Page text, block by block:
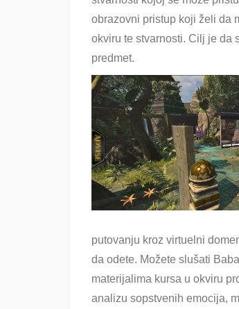
obrazovni pristup koji želi da
okviru te stvarnosti. Cilj je da
predmet.
putovanju kroz virtuelni
da odete. Možete slušati
materijalima kursa u okviru
analizu sopstvenih emocija,